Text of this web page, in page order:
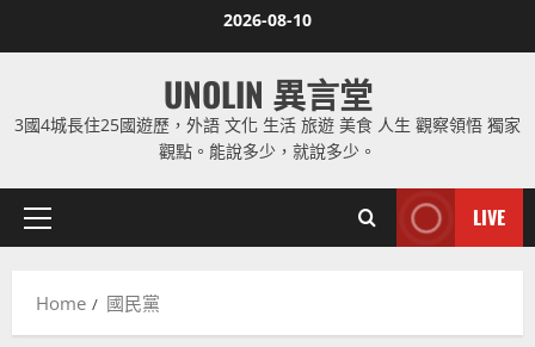
2026-08-10
UNOLIN 異言堂
3國4城長住25國遊歷，外語 文化 生活 旅遊 美食 人生 觀察領悟 獨家
觀點。能說多少，就說多少。
Primary
LIVE
Home 國民黨